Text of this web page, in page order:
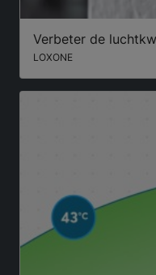
Verbeter de
LOXONE